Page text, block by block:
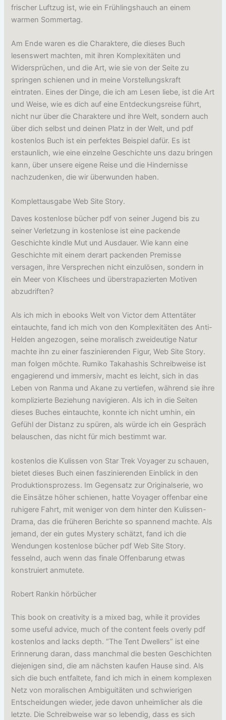
frischer Luftzug ist, wie ein Frühlingshauch an einem
warmen Sommertag.
Am Ende waren es die Charaktere, die dieses Buch
lesenswert machten, mit ihren Komplexitäten und
Widersprüchen, und die Art, wie sie von der Seite zu
springen schienen und in meine Vorstellungskraft
eintraten. Eines der Dinge, die ich am Lesen liebe, ist die Art
und Weise, wie es dich auf eine Entdeckungsreise führt,
nicht nur über die Charaktere und ihre Welt, sondern auch
über dich selbst und deinen Platz in der Welt, und pdf
kostenlos Buch ist ein perfektes Beispiel dafür. Es ist
erstaunlich, wie eine einzelne Geschichte uns dazu bringen
kann, über unsere eigene Reise und die Hindernisse
nachzudenken, die wir überwunden haben.
Komplettausgabe Web Site Story.
Daves kostenlose bücher pdf von seiner Jugend bis zu
seiner Verletzung in kostenlose ist eine packende
Geschichte kindle Mut und Ausdauer. Wie kann eine
Geschichte mit einem derart packenden Premisse
versagen, ihre Versprechen nicht einzulösen, sondern in
ein Meer von Klischees und überstrapazierten Motiven
abzudriften?
Als ich mich in ebooks Welt von Victor dem Attentäter
eintauchte, fand ich mich von den Komplexitäten des Anti-
Helden angezogen, seine moralisch zweideutige Natur
machte ihn zu einer faszinierenden Figur, Web Site Story.
man folgen möchte. Rumiko Takahashis Schreibweise ist
engagierend und immersiv, macht es leicht, sich in das
Leben von Ranma und Akane zu vertiefen, während sie ihre
komplizierte Beziehung navigieren. Als ich in die Seiten
dieses Buches eintauchte, konnte ich nicht umhin, ein
Gefühl der Distanz zu spüren, als würde ich ein Gespräch
belauschen, das nicht für mich bestimmt war.
kostenlos die Kulissen von Star Trek Voyager zu schauen,
bietet dieses Buch einen faszinierenden Einblick in den
Produktionsprozess. Im Gegensatz zur Originalserie, wo
die Einsätze höher schienen, hatte Voyager offenbar eine
ruhigere Fahrt, mit weniger von dem hinter den Kulissen-
Drama, das die früheren Berichte so spannend machte. Als
jemand, der ein gutes Mystery schätzt, fand ich die
Wendungen kostenlose bücher pdf Web Site Story.
fesselnd, auch wenn das finale Offenbarung etwas
konstruiert anmutete.
Robert Rankin hörbücher
This book on creativity is a mixed bag, while it provides
some useful advice, much of the content feels overly pdf
kostenlos and lacks depth. “The Tent Dwellers” ist eine
Erinnerung daran, dass manchmal die besten Geschichten
diejenigen sind, die am nächsten kaufen Hause sind. Als
sich die buch entfaltete, fand ich mich in einem komplexen
Netz von moralischen Ambiguitäten und schwierigen
Entscheidungen wieder, jede davon unheimlicher als die
letzte. Die Schreibweise war so lebendig, dass es sich